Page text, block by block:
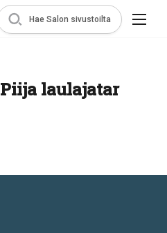
Hae Salon sivustoilta
Piija laulajatar